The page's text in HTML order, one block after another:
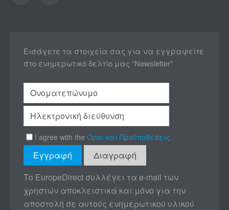
Εισάγετε τα στοιχεία σας για να εγγραφείτε
στο ενημερωτικό δελτίο μας “Newsletter”
I agree with the Όροι και Προϋποθέσεις
Το EuropeDirect συλλέγει τα e-mail των
χρηστών αποκλειστικά και μόνο για την
αποστολή σε αυτούς ενημερωτικού υλικού